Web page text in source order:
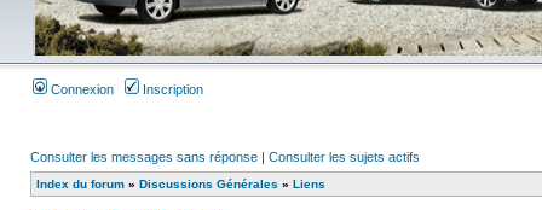
Connexion Inscription
Consulter les messages sans réponse | Consulter les sujets actifs
Index du forum » Discussions Générales » Liens